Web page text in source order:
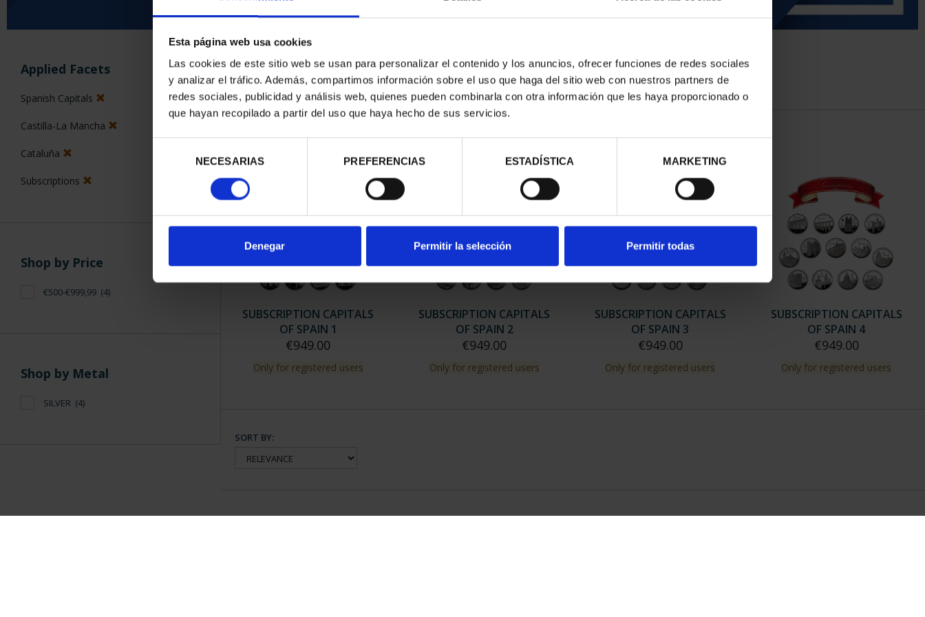
Esta página web usa cookies
Las cookies de este sitio web se usan para personalizar el contenido y los anuncios, ofrecer funciones de redes sociales
y analizar el tráfico. Además, compartimos información sobre el uso que haga del sitio web con nuestros partners de
redes sociales, publicidad y análisis web, quienes pueden combinarla con otra información que les haya proporcionado o
que hayan recopilado a partir del uso que haya hecho de sus servicios.
consentimiento
NECESARIAS PREFERENCIAS ESTADÍSTICA MARKETING
Denegar Permitir la selección Permitir todas
Applied Facets
Spanish Capitals
Castilla-La Mancha
Cataluña
Subscriptions
Shop by Price
€500-€999,99 (4)
Shop by Metal
SILVER (4)
SORT BY:
4 Products found
SUBSCRIPTION CAPITALS
OF SPAIN 1
€949.00
Only for registered users
SUBSCRIPTION CAPITALS
OF SPAIN 2
€949.00
Only for registered users
SUBSCRIPTION CAPITALS
OF SPAIN 3
€949.00
Only for registered users
SUBSCRIPTION CAPITALS
OF SPAIN 4
€949.00
Only for registered users
SORT BY: